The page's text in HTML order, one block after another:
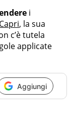
i
Capri, la sua
c’è tutela
applicate
Aggiungi